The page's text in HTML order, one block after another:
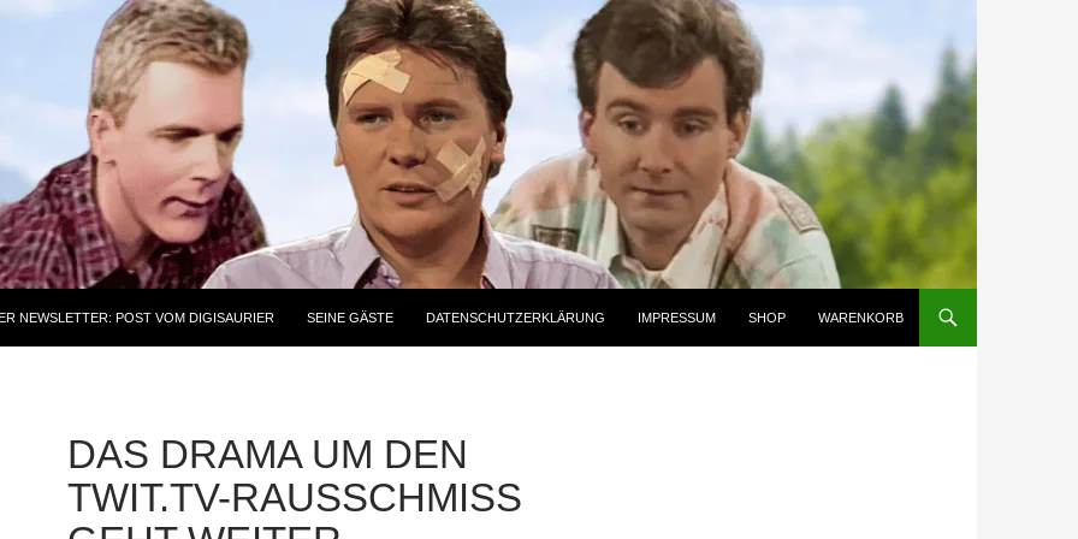
NEWSLETTER: POST VOM DIGISAURIER SEINE GÄSTE DATENSCHUTZERKLÄRUNG IMPRESSUM SHOP WARENKORB
DAS DRAMA UM DEN
TWIT.TV-RAUSSCHMISS